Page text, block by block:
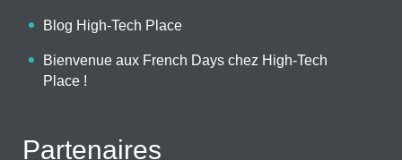
Blog High-Tech Place
Bienvenue aux French Days chez High-Tech
Place !
Partenaires